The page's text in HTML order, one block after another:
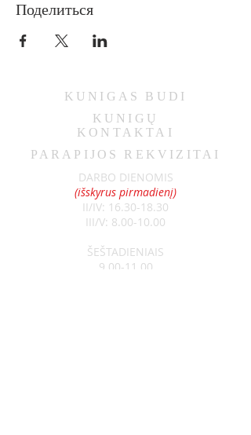
Поделиться
KUNIGAS BUDI
KUNIGŲ
KONTAKTAI
PARAPIJOS REKVIZITAI
DARBO DIENOMIS
(išskyrus pirmadienį)
II/IV: 16.30-18.30
III/V: 8.00-10.00
ŠEŠTADIENIAIS
9.00-11.00